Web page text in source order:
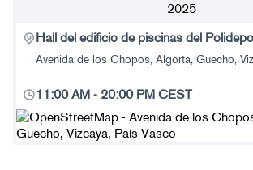
2025
Hall del edificio de piscinas del
Avenida de los Chopos, Algorta, Guecho,
11:00 AM - 20:00 PM CEST